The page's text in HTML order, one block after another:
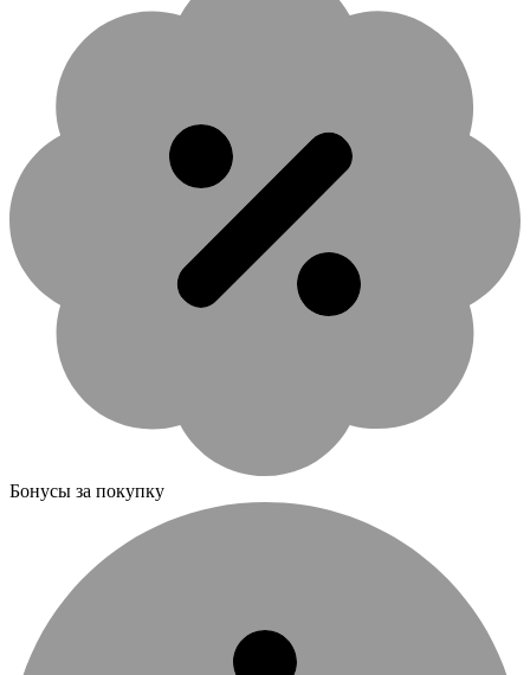
Бонусы за покупку